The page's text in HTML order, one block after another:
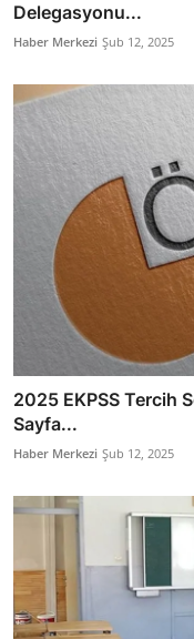
Delegasyonu...
Haber Merkezi Şub 12, 2025
2025 EKPSS Tercih
Sayfa...
Haber Merkezi Şub 12, 2025